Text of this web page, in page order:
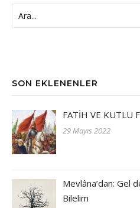
SON EKLENENLER
FATİH VE KUTLU
29 Mayıs 2022
Mevlâna’dan: Gel
Bilelim